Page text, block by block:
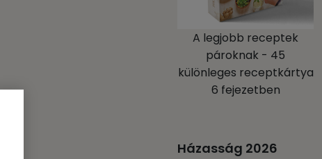
A legjobb receptek
pároknak - 45
különleges receptkártya
6 fejezetben
Házasság 2026